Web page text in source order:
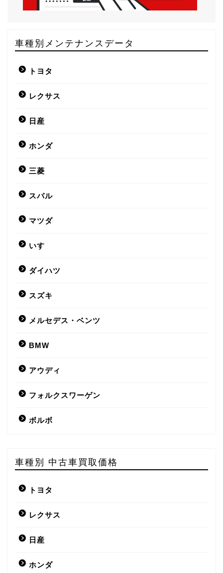
車種別メンテナンスデータ
トヨタ
レクサス
日産
ホンダ
三菱
スバル
マツダ
いすゞ
ダイハツ
スズキ
メルセデス・ベンツ
BMW
アウディ
フォルクスワーゲン
ボルボ
車種別 中古車買取価格
トヨタ
レクサス
日産
ホンダ